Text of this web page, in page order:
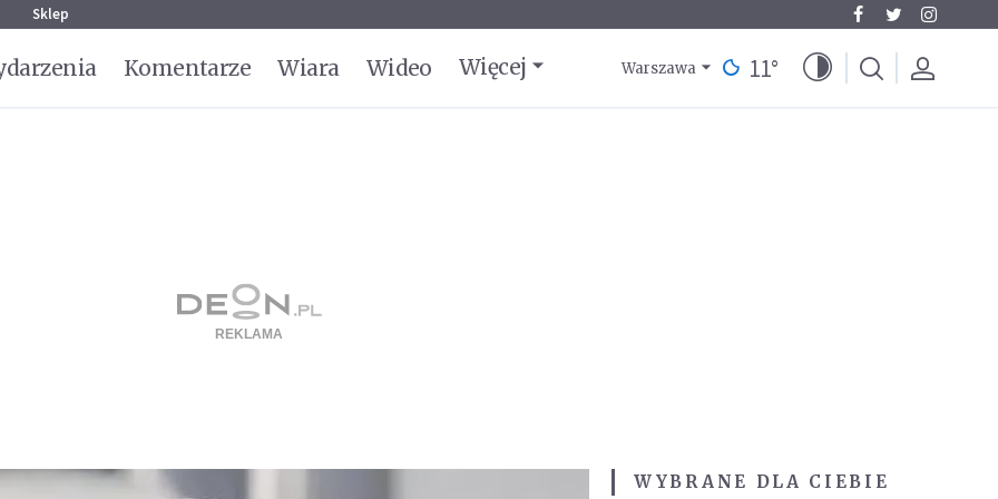
Sklep
Komentarze Wiara Wideo Więcej Warszawa 11°
WYBRANE DLA CIEBIE